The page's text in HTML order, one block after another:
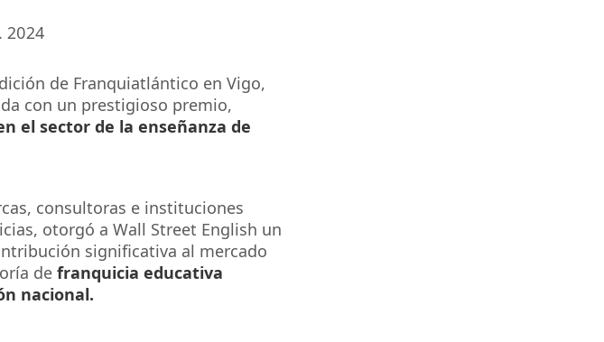
2024
de Franquiatlántico en Vigo,
con un prestigioso premio,
el sector de la enseñanza de
consultoras e instituciones
otorgó a Wall Street English un
significativa al mercado
de franquicia educativa
nacional.